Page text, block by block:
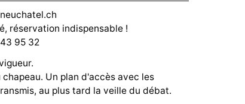
réservation indispensable !
95 32
Un plan d'accès avec les
au plus tard la veille du débat.